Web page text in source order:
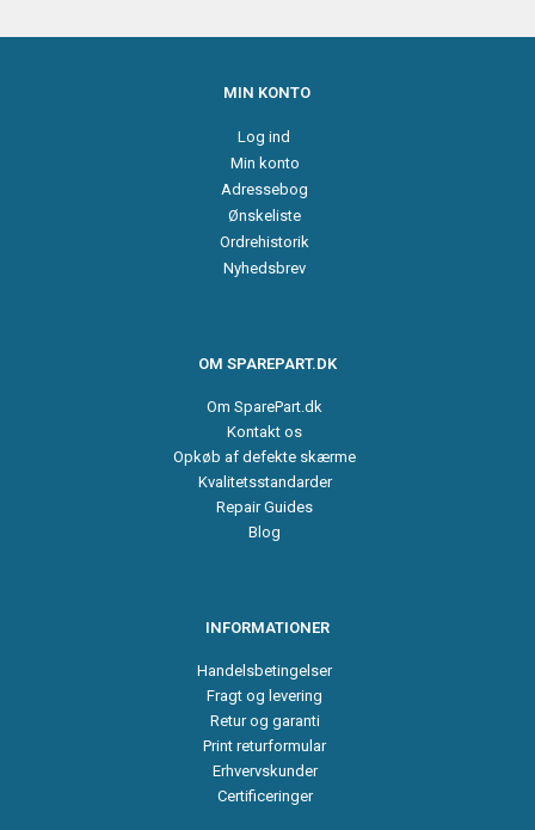
MIN KONTO
Log ind
Min konto
Adressebog
Ønskeliste
Ordrehistorik
Nyhedsbrev
OM SPAREPART.DK
Om SparePart.dk
Kontakt os
Opkøb af defekte skærme
Kvalitetsstandarder
Repair Guides
Blog
INFORMATIONER
Handelsbetingelser
Fragt og levering
Retur og garanti
Print returformular
Erhvervskunder
Certificeringer